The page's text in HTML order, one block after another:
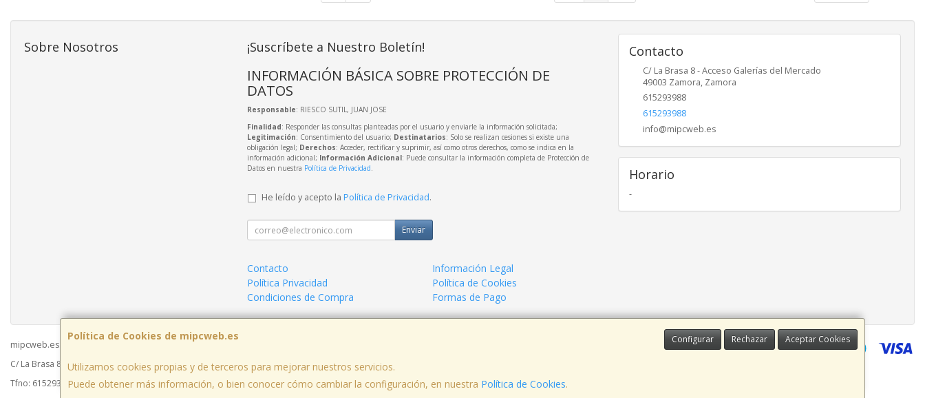
Política de Cookies de mipcweb.es Configurar Rechazar Aceptar Cookies
Utilizamos cookies propias y de terceros para mejorar nuestros servicios.
Puede obtener más información, o bien conocer cómo cambiar la configuración, en nuestra Política de Cookies.
Sobre Nosotros ¡Suscríbete a Nuestro Boletín!
INFORMACIÓN BÁSICA SOBRE PROTECCIÓN DE
DATOS
Responsable: RIESCO SUTIL, JUAN JOSE
Finalidad: Responder las consultas planteadas por el usuario y enviarle la información solicitada;
Legitimación: Consentimiento del usuario; Destinatarios: Solo se realizan cesiones si existe una
obligación legal; Derechos: Acceder, rectificar y suprimir, así como otros derechos, como se indica en la
información adicional; Información Adicional: Puede consultar la información completa de Protección de
Datos en nuestra Política de Privacidad.
He leído y acepto la Política de Privacidad.
Enviar
Contacto
Información Legal
Política Privacidad
Política de Cookies
Condiciones de Compra
Formas de Pago
Contacto
C/ La Brasa 8 - Acceso Galerías del Mercado
49003 Zamora, Zamora
615293988
615293988
info@mipcweb.es
Horario
-
mipcweb.es © 2026
C/ La Brasa 8 - Acceso Galerías del Mercado - Oficina 49003, Zamora, España.
Tfno: 615293988 / 980 70 06 42